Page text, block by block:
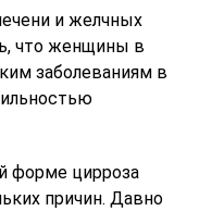
и желчных
что женщины в
заболеваниям в
форме цирроза
причин. Давно